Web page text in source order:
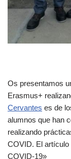
Os presentamos
Erasmus+
Cervantes es de
alumnos que han
realizando
COVID. El
COVID-19»